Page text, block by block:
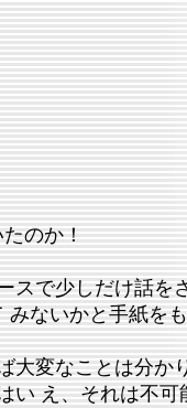
のか！
スで少しだけ話を
みないかと手紙を
大変なことは分か
い え、それは不